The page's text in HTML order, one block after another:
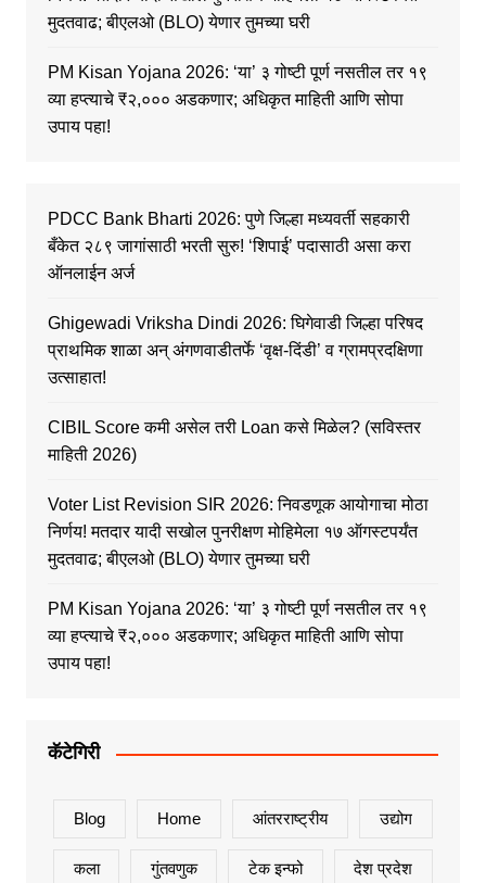
मुदतवाढ; बीएलओ (BLO) येणार तुमच्या घरी
PM Kisan Yojana 2026: ‘या’ ३ गोष्टी पूर्ण नसतील तर १९
व्या हप्त्याचे ₹२,००० अडकणार; अधिकृत माहिती आणि सोपा
उपाय पहा!
PDCC Bank Bharti 2026: पुणे जिल्हा मध्यवर्ती सहकारी
बँकेत २८९ जागांसाठी भरती सुरु! ‘शिपाई’ पदासाठी असा करा
ऑनलाईन अर्ज
Ghigewadi Vriksha Dindi 2026: घिगेवाडी जिल्हा परिषद
प्राथमिक शाळा अन् अंगणवाडीतर्फे ‘वृक्ष-दिंडी’ व ग्रामप्रदक्षिणा
उत्साहात!
CIBIL Score कमी असेल तरी Loan कसे मिळेल? (सविस्तर
माहिती 2026)
Voter List Revision SIR 2026: निवडणूक आयोगाचा मोठा
निर्णय! मतदार यादी सखोल पुनरीक्षण मोहिमेला १७ ऑगस्टपर्यंत
मुदतवाढ; बीएलओ (BLO) येणार तुमच्या घरी
PM Kisan Yojana 2026: ‘या’ ३ गोष्टी पूर्ण नसतील तर १९
व्या हप्त्याचे ₹२,००० अडकणार; अधिकृत माहिती आणि सोपा
उपाय पहा!
कॅटेगिरी
Blog Home आंतरराष्ट्रीय उद्योग
कला गुंतवणुक टेक इन्फो देश प्रदेश